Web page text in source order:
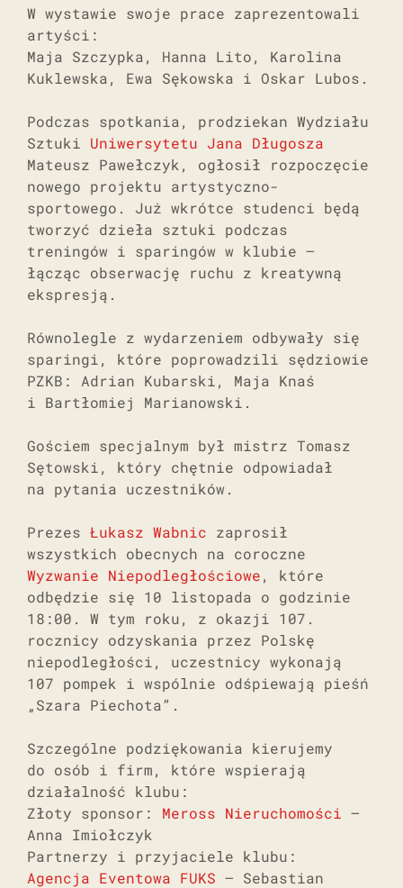
W wystawie swoje prace zaprezentowali
artyści:
Maja Szczypka, Hanna Lito, Karolina
Kuklewska, Ewa Sękowska i Oskar Lubos.
Podczas spotkania, prodziekan Wydziału
Sztuki Uniwersytetu Jana Długosza
Mateusz Pawełczyk, ogłosił rozpoczęcie
nowego projektu artystyczno-
sportowego. Już wkrótce studenci będą
tworzyć dzieła sztuki podczas
treningów i sparingów w klubie –
łącząc obserwację ruchu z kreatywną
ekspresją.
Równolegle z wydarzeniem odbywały się
sparingi, które poprowadzili sędziowie
PZKB: Adrian Kubarski, Maja Knaś
i Bartłomiej Marianowski.
Gościem specjalnym był mistrz Tomasz
Sętowski, który chętnie odpowiadał
na pytania uczestników.
Prezes Łukasz Wabnic zaprosił
wszystkich obecnych na coroczne
Wyzwanie Niepodległościowe, które
odbędzie się 10 listopada o godzinie
18:00. W tym roku, z okazji 107.
rocznicy odzyskania przez Polskę
niepodległości, uczestnicy wykonają
107 pompek i wspólnie odśpiewają pieśń
„Szara Piechota”.
Szczególne podziękowania kierujemy
do osób i firm, które wspierają
działalność klubu:
Złoty sponsor: Meross Nieruchomości –
Anna Imiołczyk
Partnerzy i przyjaciele klubu:
Agencja Eventowa FUKS – Sebastian